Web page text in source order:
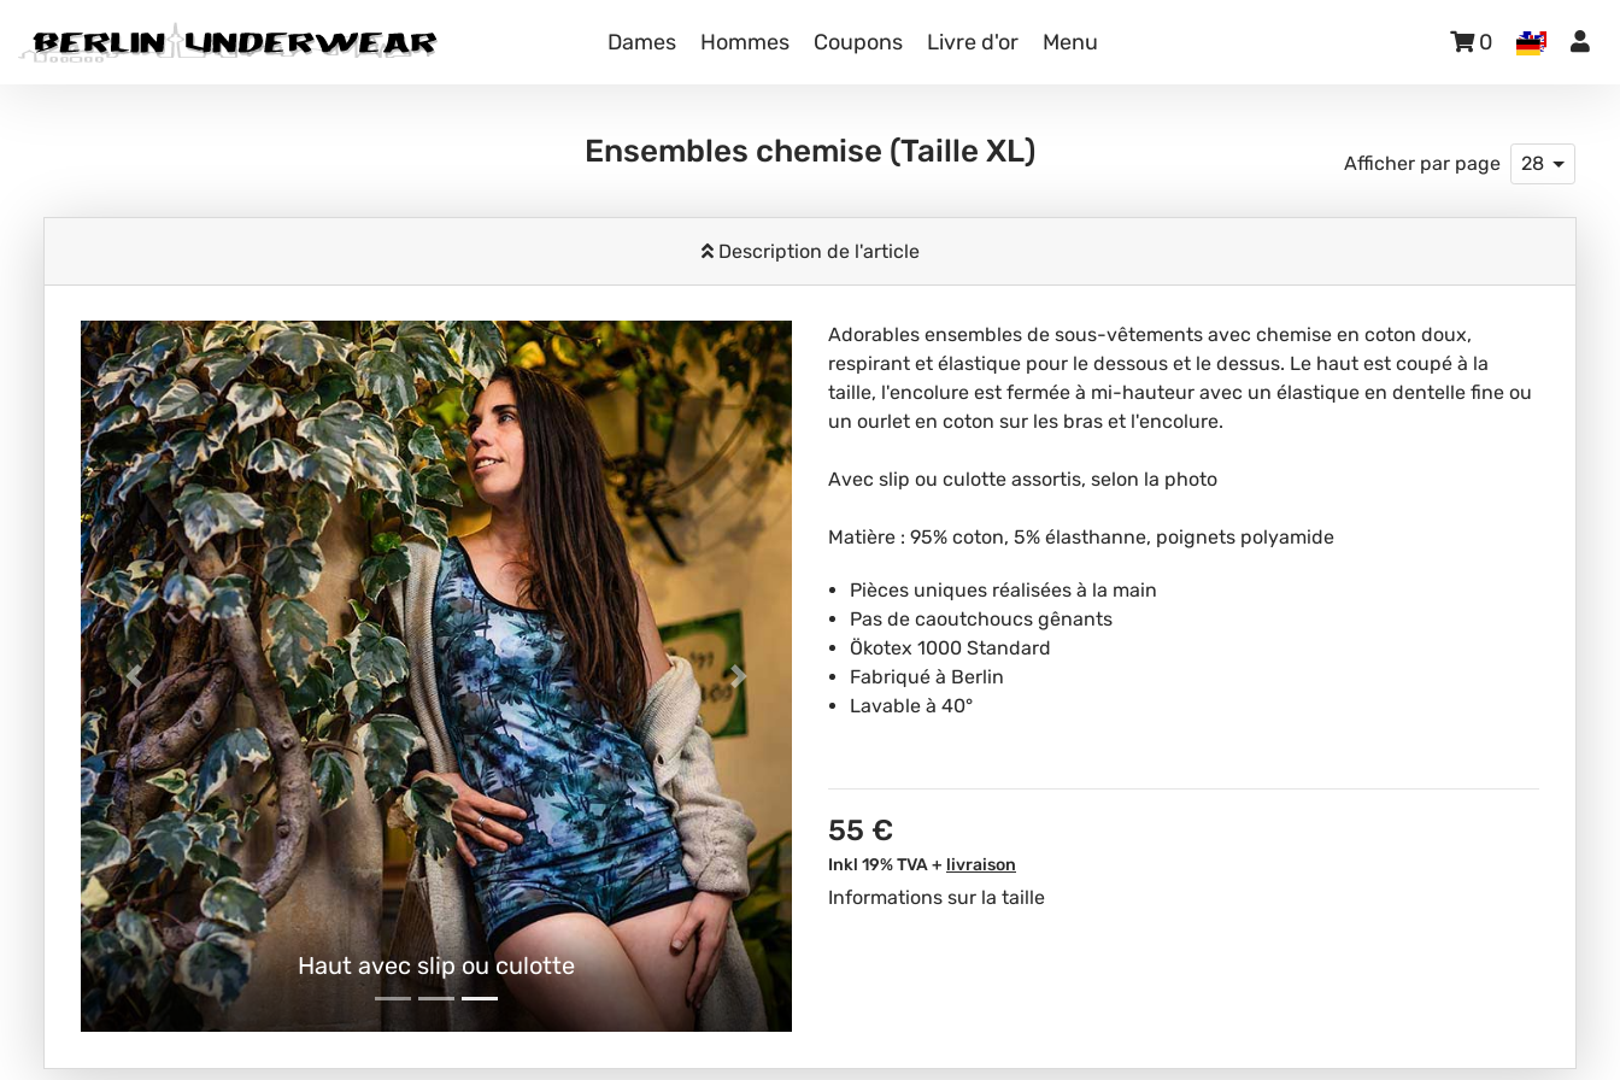
Dames Hommes Coupons Livre d'or Menu 0
Ensembles chemise (Taille XL) Afficher par page 28
Description de l'article
Haut avec slip ou culotte
Adorables ensembles de sous-vêtements avec chemise en coton doux,
respirant et élastique pour le dessous et le dessus. Le haut est coupé à la
taille, l'encolure est fermée à mi-hauteur avec un élastique en dentelle fine ou
un ourlet en coton sur les bras et l'encolure.
Avec slip ou culotte assortis, selon la photo
Matière : 95% coton, 5% élasthanne, poignets polyamide
Pièces uniques réalisées à la main
Pas de caoutchoucs gênants
Ökotex 1000 Standard
Fabriqué à Berlin
Lavable à 40°
55 €
Inkl 19% TVA + livraison
Informations sur la taille